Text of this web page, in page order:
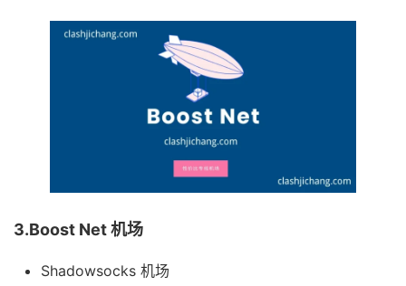
3.Boost Net 机场
Shadowsocks 机场